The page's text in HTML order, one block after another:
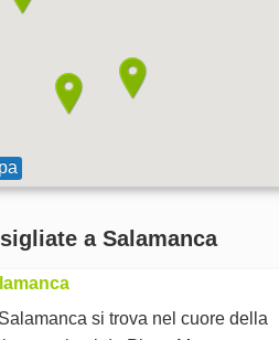
a Salamanca
si trova nel cuore della